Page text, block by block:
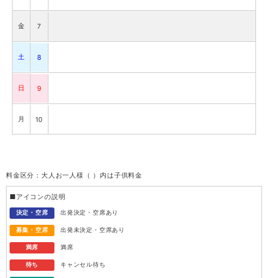
金 7
土 8
日 9
月 10
12
木 13
金 14
料金区分：大人お一人様（ ）内は子供料金
■アイコンの説明
決定・空席 出発決定・空席あり
募集・空席 出発未決定・空席あり
満席 満席
待ち キャンセル待ち